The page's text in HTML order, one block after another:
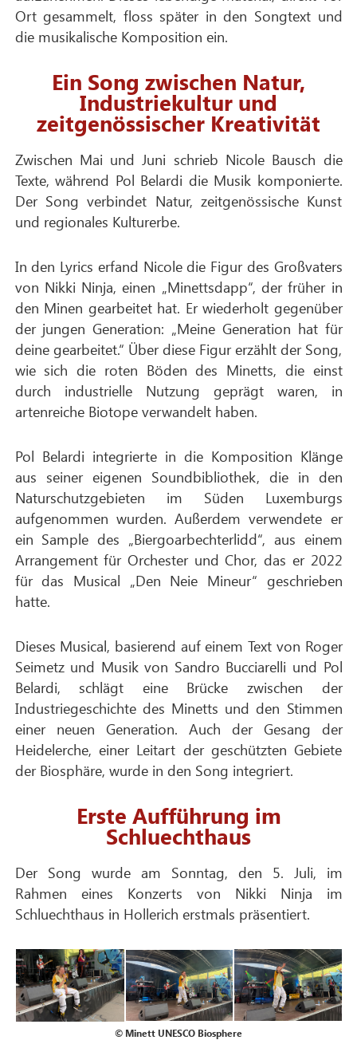
Ort gesammelt, floss später in den Songtext und
die musikalische Komposition ein.
Ein Song zwischen Natur,
Industriekultur und
zeitgenössischer Kreativität
Zwischen Mai und Juni schrieb Nicole Bausch die
Texte, während Pol Belardi die Musik komponierte.
Der Song verbindet Natur, zeitgenössische Kunst
und regionales Kulturerbe.
In den Lyrics erfand Nicole die Figur des Großvaters
von Nikki Ninja, einen „Minettsdapp“, der früher in
den Minen gearbeitet hat. Er wiederholt gegenüber
der jungen Generation: „Meine Generation hat für
deine gearbeitet.“ Über diese Figur erzählt der Song,
wie sich die roten Böden des Minetts, die einst
durch industrielle Nutzung geprägt waren, in
artenreiche Biotope verwandelt haben.
Pol Belardi integrierte in die Komposition Klänge
aus seiner eigenen Soundbibliothek, die in den
Naturschutzgebieten im Süden Luxemburgs
aufgenommen wurden. Außerdem verwendete er
ein Sample des „Biergoarbechterlidd“, aus einem
Arrangement für Orchester und Chor, das er 2022
für das Musical „Den Neie Mineur“ geschrieben
hatte.
Dieses Musical, basierend auf einem Text von Roger
Seimetz und Musik von Sandro Bucciarelli und Pol
Belardi, schlägt eine Brücke zwischen der
Industriegeschichte des Minetts und den Stimmen
einer neuen Generation. Auch der Gesang der
Heidelerche, einer Leitart der geschützten Gebiete
der Biosphäre, wurde in den Song integriert.
Erste Aufführung im
Schluechthaus
Der Song wurde am Sonntag, den 5. Juli, im
Rahmen eines Konzerts von Nikki Ninja im
Schluechthaus in Hollerich erstmals präsentiert.
© Minett UNESCO Biosphere